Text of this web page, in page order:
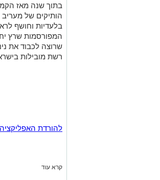
בתוך שנה מאז
הותיקים של
בלעדיות וחושף
המפורסמות שרץ
שרוצה לכבוד את
רשת מובילות
להורדת
קרא עוד